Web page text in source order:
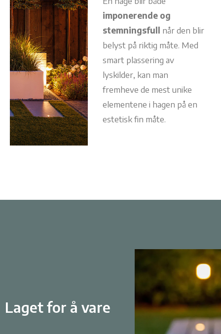
imponerende og
stemningsfull når den blir
belyst på riktig måte. Med
smart plassering av
lyskilder, kan man
fremheve de mest unike
elementene i hagen på en
estetisk fin måte.
Laget for å vare